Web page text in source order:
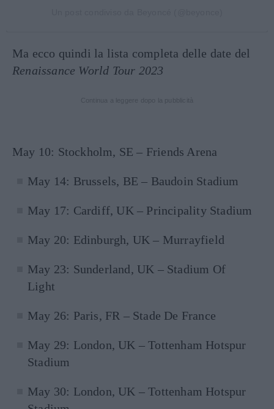
Ma ecco quindi la lista completa delle date del
Renaissance World Tour 2023
May 10: Stockholm, SE – Friends Arena
May 14: Brussels, BE – Baudoin Stadium
May 17: Cardiff, UK – Principality Stadium
May 20: Edinburgh, UK – Murrayfield
May 23: Sunderland, UK – Stadium Of
Light
May 26: Paris, FR – Stade De France
May 29: London, UK – Tottenham Hotspur
Stadium
May 30: London, UK – Tottenham Hotspur